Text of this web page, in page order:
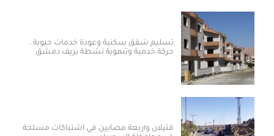
تسليم شقق سكنية وعودة خدمات حيوية..
حركة خدمية وتنموية نشطة بريف دمشق
قتيلان وأربعة مصابين في اشتباكات مسلحة